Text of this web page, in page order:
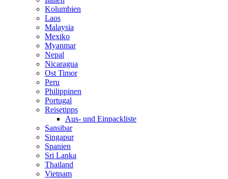
Kolumbien
Laos
Malaysia
Mexiko
Myanmar
Nepal
Nicaragua
Ost Timor
Peru
Philippinen
Portugal
Reisetipps
Aus- und Einpackliste
Sansibar
Singapur
Spanien
Sri Lanka
Thailand
Vietnam